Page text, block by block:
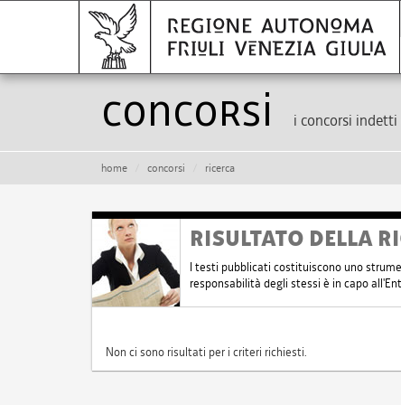
Concorsi i concorsi
home concorsi ricerca
RISULTATO DELLA
I testi pubblicati costituiscono uno
responsabilità degli stessi è in capo
Non ci sono risultati per i criteri richiesti.